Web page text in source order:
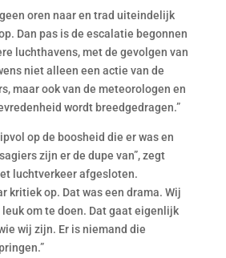
oren naar en trad uiteindelijk
Dan pas is de escalatie begonnen
luchthavens, met de gevolgen van
niet alleen een actie van de
maar ook van de meteorologen en
wordt breedgedragen.”
op de boosheid die er was en
zijn er de dupe van”, zegt
luchtverkeer afgesloten.
kritiek op. Dat was een drama. Wij
om te doen. Dat gaat eigenlijk
wij zijn. Er is niemand die